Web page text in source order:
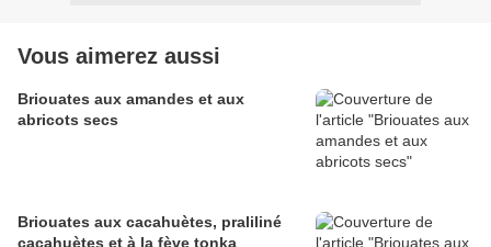
Vous aimerez aussi
Briouates aux amandes et aux
abricots secs
Briouates aux cacahuètes, praliliné
cacahuètes et à la fève tonka